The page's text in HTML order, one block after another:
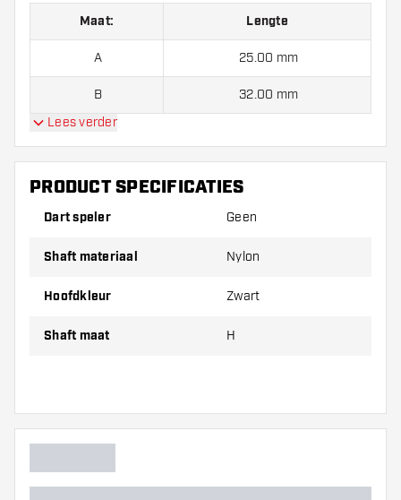
Maat: Lengte
A 25.00 mm
B 32.00 mm
C
Cuesoul - Tero Flight System AK7 - Blackshafts worden
verkocht per set (1 set = 3 shafts)
Dartshopper tip!
Lees verder
PRODUCT SPECIFICATIES
Dart speler Geen
Shaft materiaal Nylon
Hoofdkleur Zwart
Shaft maat H